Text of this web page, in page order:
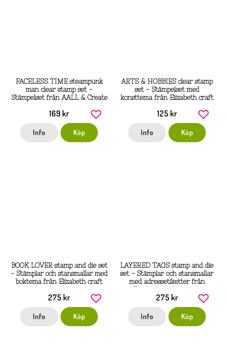
FACELESS TIME steampunk
man clear stamp set -
Stämpelset från AALL & Create
A6
169 kr
Info Köp
ARTS & HOBBIES clear stamp
set - Stämpelset med
konsttema från Elizabeth craft
designs
125 kr
Info Köp
BOOK LOVER stamp and die set
- Stämplar och stansmallar med
boktema från Elizabeth craft
designs
275 kr
Info Köp
LAYERED TAGS stamp and die
set - Stämplar och stansmallar
med adressetiketter från
Elizabeth craft designs
275 kr
Info Köp